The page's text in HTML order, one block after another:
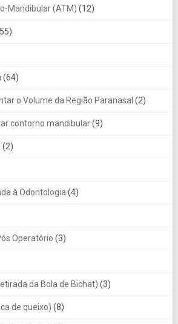
Mandibular (ATM) (12)
(64)
o Volume da Região Paranasal (2)
contorno mandibular(9)
(2)
à Odontologia (4)
Operatório (3)
da Bola de Bichat) (3)
de queixo) (8)